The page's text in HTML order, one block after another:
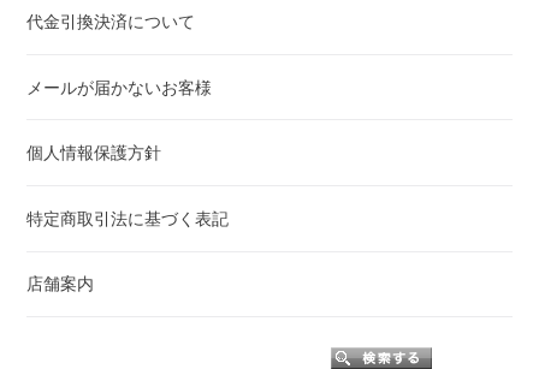
代金引換決済について
メールが届かないお客様
個人情報保護方針
特定商取引法に基づく表記
店舗案内